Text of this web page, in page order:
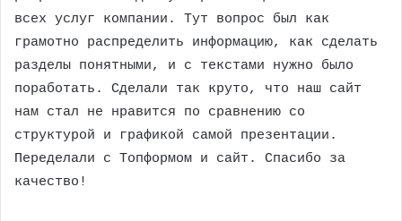
всех услуг компании. Тут вопрос был как
грамотно распределить информацию, как сделать
разделы понятными, и с текстами нужно было
поработать. Сделали так круто, что наш сайт
нам стал не нравится по сравнению со
структурой и графикой самой презентации.
Переделали с Топформом и сайт. Спасибо за
качество!